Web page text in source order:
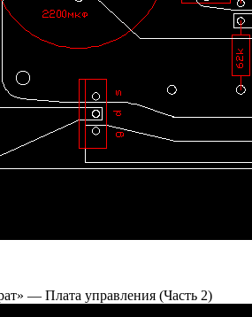
— Плата управления (Часть 2)